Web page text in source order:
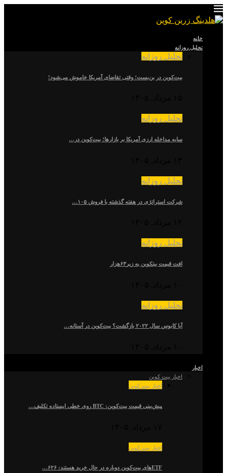
خانه
تحلیل روزانه
تحلیل روزانه
بیت‌کوین در بن‌بست؛ وقتی تقاضای آمریکا خاموش می‌شود!
تحلیل روزانه
سایه مداخله ارزی آمریکا بر بازارها؛ بیت‌کوین در…
تحلیل روزانه
شرکت استراتژی در هفته گذشته با فروش ۱۰۵…
تحلیل روزانه
افت قیمت بیتکوین به زیر۶۳هزار
تحلیل روزانه
آیا کابوس سال ۲۰۲۲ بازگشت؟ بیت‌کوین در آستانه…
اخبار
اخبار بیت کوین
اخبار بیت کوین
پیش‌بینی قیمت بیت‌کوین: BTC روی خطی ایستاده تکلیف…
اخبار بیت کوین
ETFهای بیت‌کوین دوباره در حال خرید هستند: ۶۲۶…